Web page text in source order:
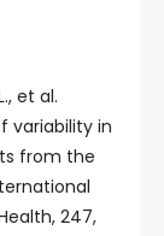
et al.
variability in
from the
247,